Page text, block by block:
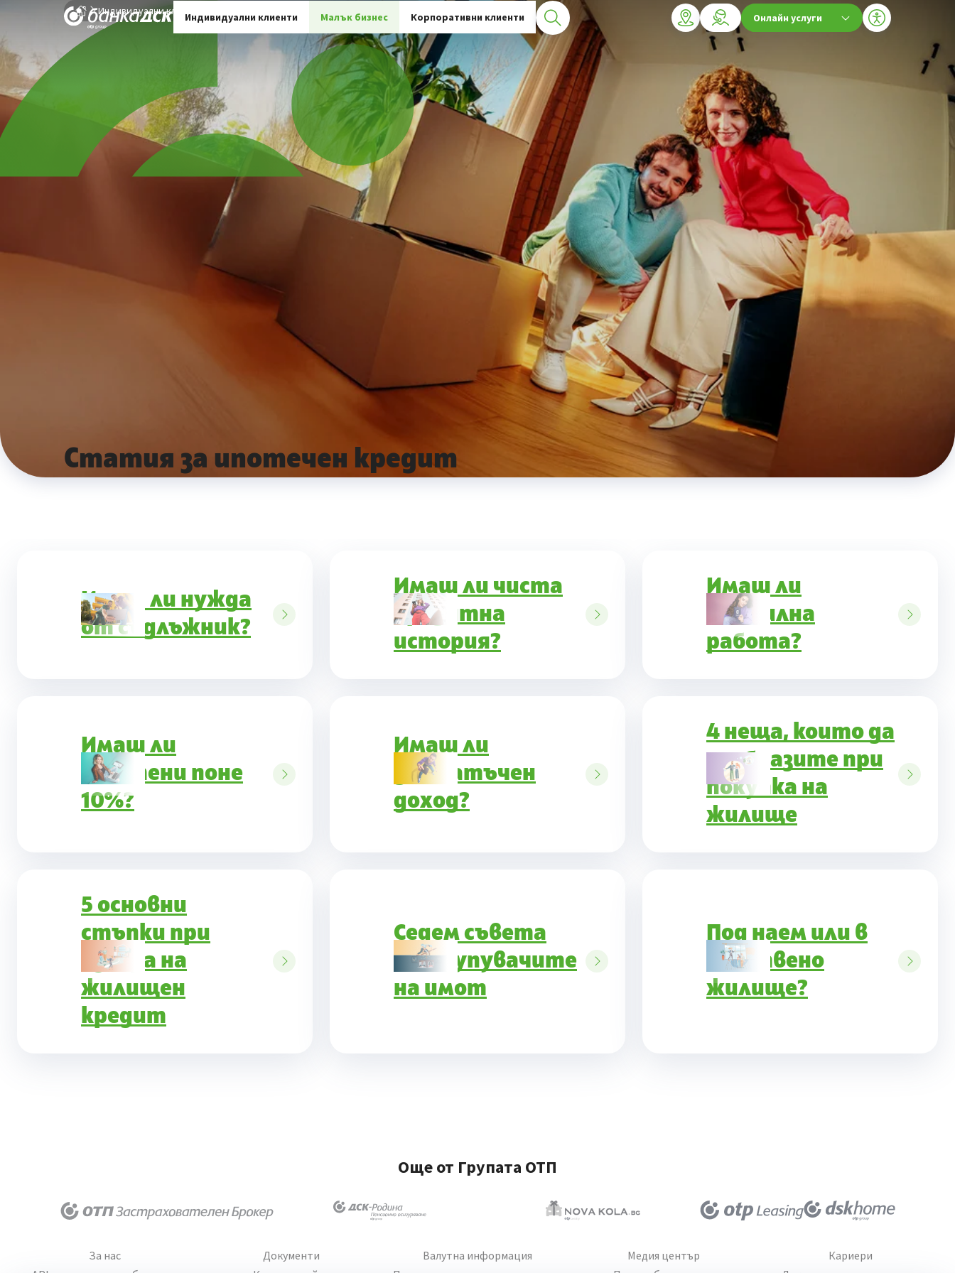
Индивидуални клиенти Малък бизнес Корпоративни клиенти Онлайн услуги
Статия за ипотечен кредит
Индивидуални клиенти Ипотечни кредити
Имаш ли нужда
от съдлъжник?
Имаш ли чиста
кредитна
история?
Имаш ли
стабилна
работа?
Имаш ли
спестени поне
10%?
Имаш ли
достатъчен
доход?
4 неща, които да
съобразите при
покупка на
жилище
5 основни
стъпки при
избора на
жилищен
кредит
Седем съвета
към купувачите
на имот
Под наем или в
собствено
жилище?
Още от Групата ОТП
За нас
Документи
Валутна информация
Медия център
Кариери